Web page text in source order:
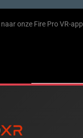
onze Fire Pro VR-app